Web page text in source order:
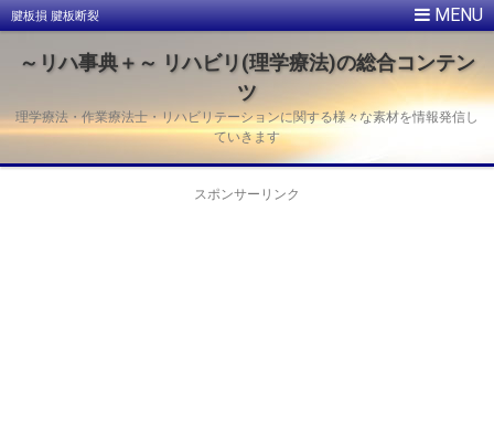
腱板損 腱板断裂
～リハ事典＋～ リハビリ(理学療法)の総合コンテン
ツ
理学療法・作業療法士・リハビリテーションに関する様々な素材を情報発信し
ていきます
スポンサーリンク